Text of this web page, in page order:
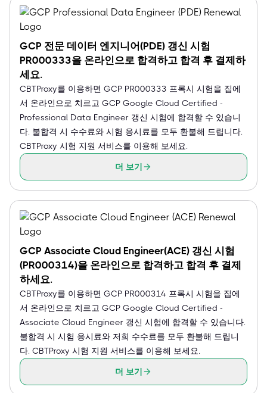
GCP 전문 데이터 엔지니어(PDE) 갱신 시험
PR000333을 온라인으로 합격하고 합격 후 결제하
세요.
CBTProxy를 이용하면 GCP PR000333 프록시 시험을 집에
서 온라인으로 치르고 GCP Google Cloud Certified -
Professional Data Engineer 갱신 시험에 합격할 수 있습니
다. 불합격 시 수수료와 시험 응시료를 모두 환불해 드립니다.
CBTProxy 시험 지원 서비스를 이용해 보세요.
더 보기
GCP Associate Cloud Engineer(ACE) 갱신 시험
(PR000314)을 온라인으로 합격하고 합격 후 결제
하세요.
CBTProxy를 이용하면 GCP PR000314 프록시 시험을 집에
서 온라인으로 치르고 GCP Google Cloud Certified -
Associate Cloud Engineer 갱신 시험에 합격할 수 있습니다.
불합격 시 시험 응시료와 저희 수수료를 모두 환불해 드립니
다. CBTProxy 시험 지원 서비스를 이용해 보세요.
더 보기